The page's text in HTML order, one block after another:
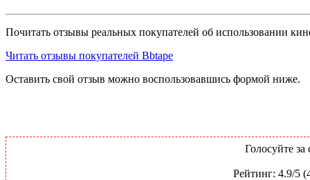
Почитать отзывы реальных покупателей об использовании
Читать отзывы покупателей Bbtape
Оставить свой отзыв можно воспользовавшись формой ниже.
Голосуйте за
Рейтинг: 4.9/5 (